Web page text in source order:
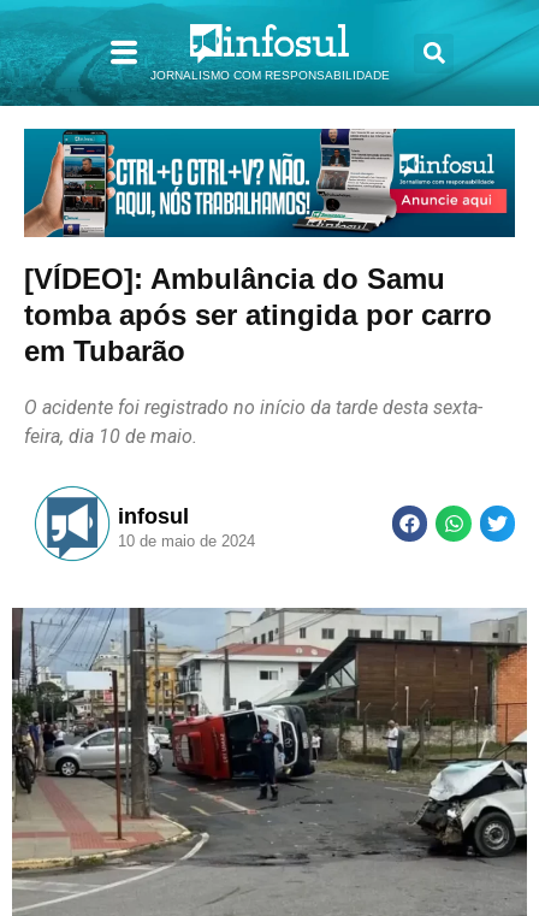
JORNALISMO COM RESPONSABILIDADE
[VÍDEO]: Ambulância do Samu
tomba após ser atingida por carro
em Tubarão
O acidente foi registrado no início da tarde desta sexta-
feira, dia 10 de maio.
infosul
10 de maio de 2024